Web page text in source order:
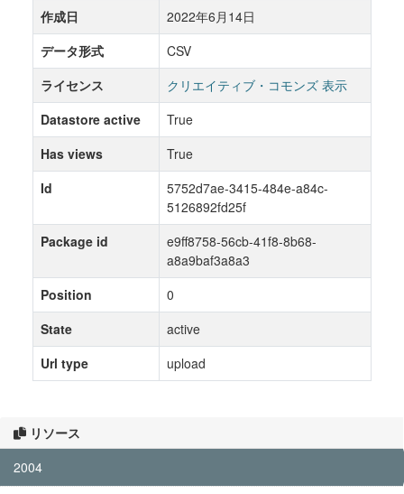
リソース
2004
作成日
2022年6月14日
データ形式
CSV
ライセンス
クリエイティブ・コモンズ 表示
Datastore active
True
Has views
True
Id
5752d7ae-3415-484e-a84c-
5126892fd25f
Package id
e9ff8758-56cb-41f8-8b68-
a8a9baf3a8a3
Position
0
State
active
Url type
upload